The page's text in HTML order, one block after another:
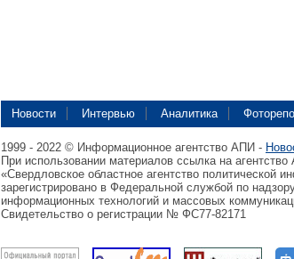
Новости Интервью Аналитика
1999 - 2022 © Информационное агентство АПИ -
При использовании материалов ссылка на
«Свердловское областное агентство политической
зарегистрировано в Федеральной службой по
информационных технологий и массовых
Свидетельство о регистрации № ФС77-82171